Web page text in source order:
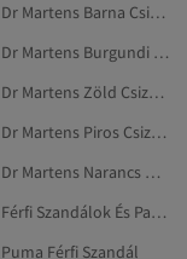
Dr Martens Barna Csizmák És Magas Szárú Csizmák
Dr Martens Burgundi Csizmák És Magas Szárú Csizmák
Dr Martens Zöld Csizmák És Magas Szárú Csizmák
Dr Martens Piros Csizmák És Magas Szárú Csizmák
Dr Martens Narancs Csizmák És Magas Szárú Csizmák
Férfi Szandálok És Papucsok
Puma Férfi Szandál